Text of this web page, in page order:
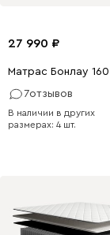
27 990
Матрас Бонлау
7отзывов
В наличии в других
размерах: 4 шт.